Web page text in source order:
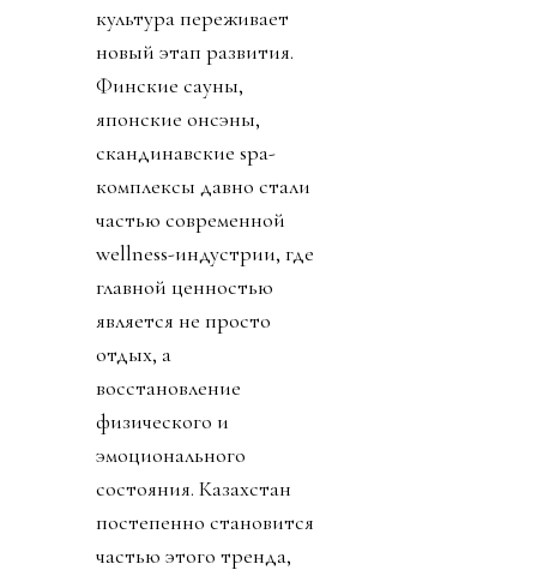
культура переживает
новый этап развития.
Финские сауны,
японские онсэны,
скандинавские spa-
комплексы давно стали
частью современной
wellness-индустрии, где
главной ценностью
является не просто
отдых, а
восстановление
физического и
эмоционального
состояния. Казахстан
постепенно становится
частью этого тренда,